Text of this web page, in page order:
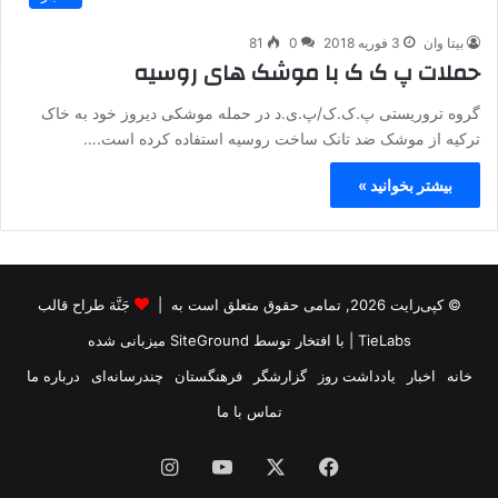
بیتا وان 3 فوریه 2018 0
81
حملات پ ک ک با موشک های روسیه
گروه تروریستی پ.ک.ک/پ.ی.د در حمله موشکی دیروز خود به خاک
ترکیه از موشک ضد تانک ساخت روسیه استفاده کرده است.…
بیشتر بخوانید »
© کپی‌رایت 2026, تمامی حقوق متعلق است به |
جَنَّة طراح قالب
TieLabs | با افتخار توسط SiteGround میزبانی شده
خانه
اخبار یادداشت روز گزارشگر فرهنگستان چندرسانه‌ای
درباره ما
تماس با ما
فیس یوتیوب